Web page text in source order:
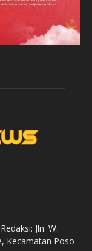
Jln. W.
Kecamatan Poso